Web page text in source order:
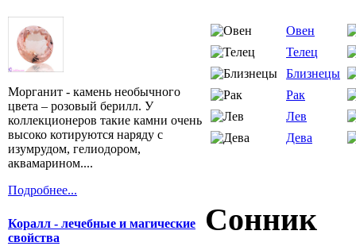
Морганит - камень необычного
цвета – розовый берилл. У
коллекционеров такие камни очень
высоко котируются наряду с
изумрудом, гелиодором,
аквамарином....
Подробнее...
Коралл - лечебные и магические
свойства
Овен
Телец
Близнецы
Рак
Лев
Дева
Сонник